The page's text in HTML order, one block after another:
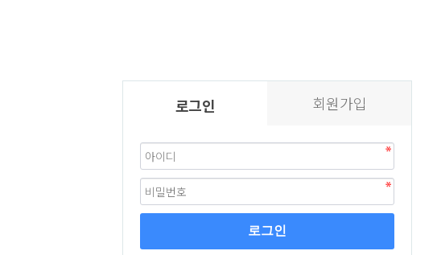
로그인 회원가입
로그인